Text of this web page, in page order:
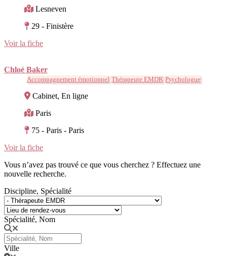
Lesneven
29 - Finistère
Voir la fiche
Chloé Baker
Accompagnement émotionnel Thérapeute EMDR Psychologue
Cabinet, En ligne
Paris
75 - Paris - Paris
Voir la fiche
Vous n’avez pas trouvé ce que vous cherchez ? Effectuez une
nouvelle recherche.
Discipline, Spécialité
Spécialité, Nom
Ville